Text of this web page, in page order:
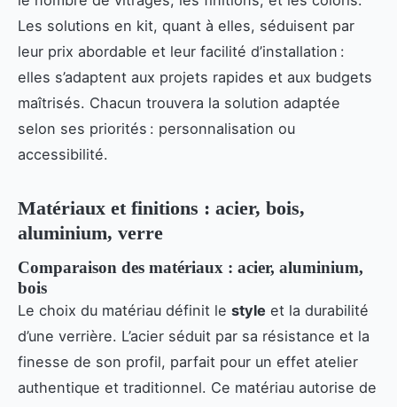
Les solutions en kit, quant à elles, séduisent par
leur prix abordable et leur facilité d’installation :
elles s’adaptent aux projets rapides et aux budgets
maîtrisés. Chacun trouvera la solution adaptée
selon ses priorités : personnalisation ou
accessibilité.
Matériaux et finitions : acier, bois,
aluminium, verre
Comparaison des matériaux : acier, aluminium,
bois
Le choix du matériau définit le style et la durabilité
d’une verrière. L’acier séduit par sa résistance et la
finesse de son profil, parfait pour un effet atelier
authentique et traditionnel. Ce matériau autorise de